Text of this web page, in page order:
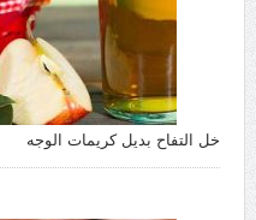
خل التفاح بديل كريمات الوجه